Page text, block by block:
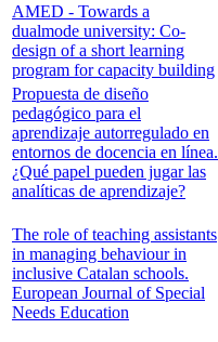
AMED - Towards a
dualmode university: Co-
design of a short learning
program for capacity building
Propuesta de diseño
pedagógico para el
aprendizaje autorregulado en
entornos de docencia en línea.
¿Qué papel pueden jugar las
analíticas de aprendizaje?
The role of teaching assistants
in managing behaviour in
inclusive Catalan schools.
European Journal of Special
Needs Education